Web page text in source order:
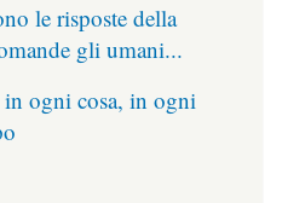
le risposte della
gli umani...
ogni cosa, in ogni